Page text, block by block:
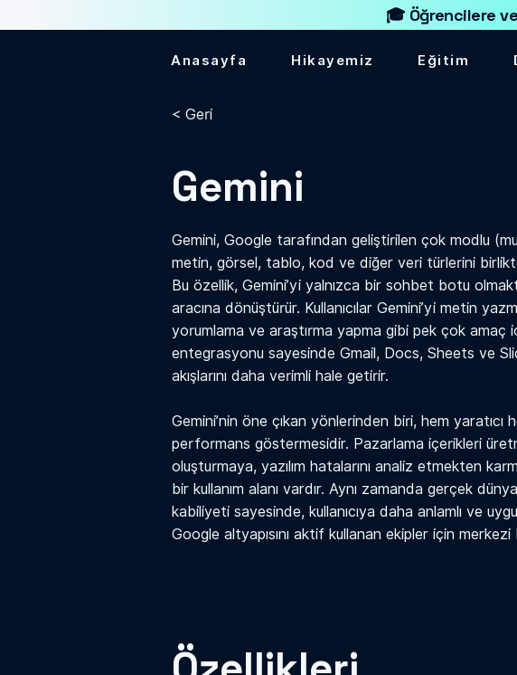
🎓 Öğrencilere
Anasayfa Hikayemiz Eğitim
< Geri
Gemini
Gemini, Google tarafından geliştirilen çok modlu
metin, görsel, tablo, kod ve diğer veri türlerini
Bu özellik, Gemini’yi yalnızca bir sohbet botu
aracına dönüştürür. Kullanıcılar Gemini’yi metin
yorumlama ve araştırma yapma gibi pek çok amaç
entegrasyonu sayesinde Gmail, Docs, Sheets ve
akışlarını daha verimli hale getirir.
Gemini’nin öne çıkan yönlerinden biri, hem
performans göstermesidir. Pazarlama içerikleri
oluşturmaya, yazılım hatalarını analiz etmekten
bir kullanım alanı vardır. Aynı zamanda gerçek
kabiliyeti sayesinde, kullanıcıya daha anlamlı ve
Google altyapısını aktif kullanan ekipler için